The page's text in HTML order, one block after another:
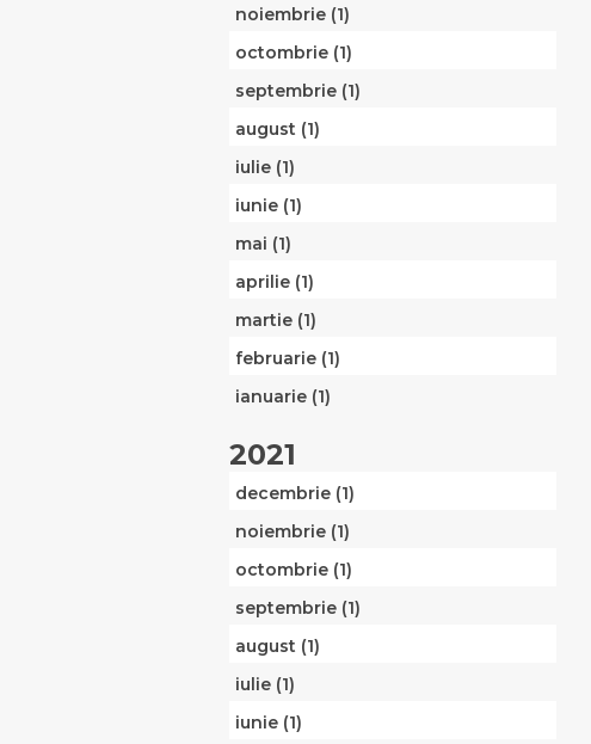
noiembrie (1)
octombrie (1)
septembrie (1)
august (1)
iulie (1)
iunie (1)
mai (1)
aprilie (1)
martie (1)
februarie (1)
ianuarie (1)
2021
decembrie (1)
noiembrie (1)
octombrie (1)
septembrie (1)
august (1)
iulie (1)
iunie (1)